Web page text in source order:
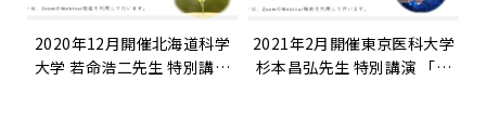
2020年12月開催北海道科学
大学 若命浩二先生 特別講演
2021年2月開催東京医科大学
杉本昌弘先生 特別講演 「デ